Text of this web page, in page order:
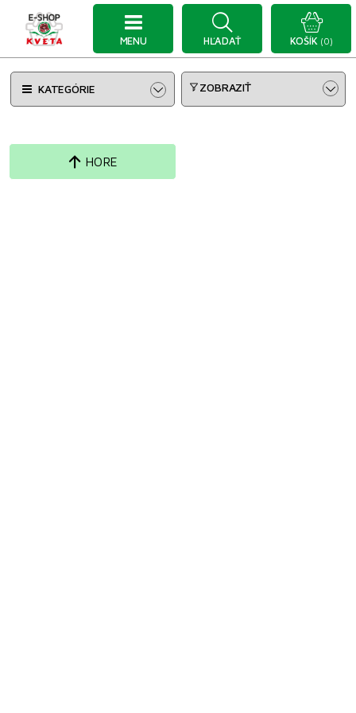
MENU HĽADAŤ KOŠÍK (0)
KATEGÓRIE ZOBRAZIŤ
HORE